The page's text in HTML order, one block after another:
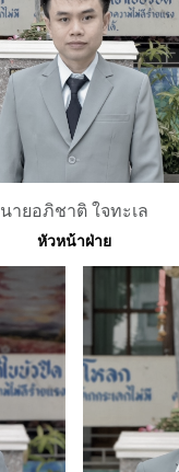
นายอภิชาติ ใจทะเล
หัวหน้าฝ่าย